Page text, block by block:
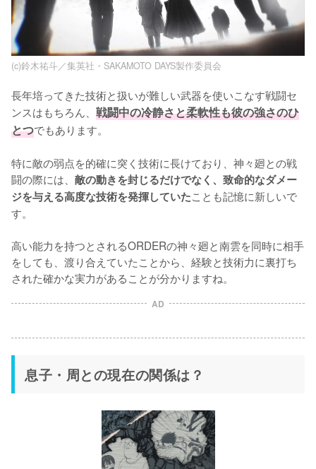
(c)鈴木祐斗／集英社・SAKAMOTO DAYS製作委員会
長年培ってきた技術と扱いが難しい武器を使いこなす戦闘セ
ンスはもちろん、 戦闘中の冷静さと柔軟性も彼の強さのひ
とつでもあります。
特に敵の弱点を的確に突く技術に長けており、神々廻との戦
闘の際には、 敵の動きを封じるだけでなく、致命的なダメー
ジを与える高度な技術を発揮していたことも記憶に新しいで
す。
高い能力を持つとされるORDERの神々廻と南雲を同時に相手
をしても、渡り合えていたことから、経験と技術力に裏打ち
された確かな実力があることが分かりますね。
AD
息子・周との現在の関係は？